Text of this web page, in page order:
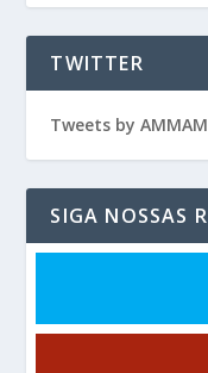
TWITTER
Tweets by
SIGA NOSSAS